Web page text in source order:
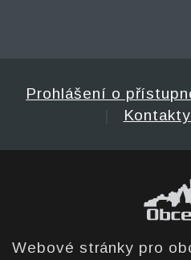
Prohlášení o
Kontakty
Webové stránky pro